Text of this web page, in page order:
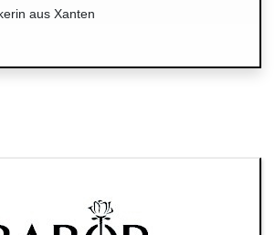
aus Xanten